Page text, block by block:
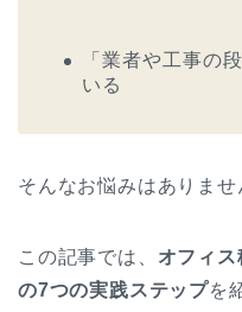
「業者や工事の
いる
そんなお悩みはありませ
この記事では、 オフィ
の7つの実践ステップを